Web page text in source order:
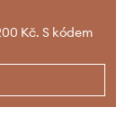
Kč. S kódem